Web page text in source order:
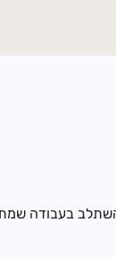
בעבודה